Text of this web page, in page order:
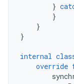
}
}
}
}
internal
override